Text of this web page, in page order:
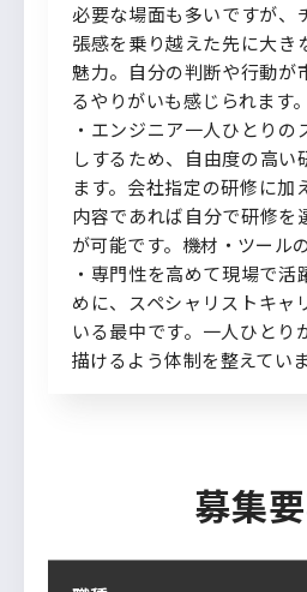
必要な場面も多いですが、
張感を乗り越えた先に大き
魅力。自分の判断や行動が
るやりがいも感じられます。
・エンジニア一人ひとり
しするため、自由度の高い
ます。会社指定の研修に加
内容であれば自分で研修を
が可能です。機材・ツール
・専門性を高めて現場で
めに、スペシャリストキャ
いる最中です。一人ひとり
描けるよう体制を整えていま
募集